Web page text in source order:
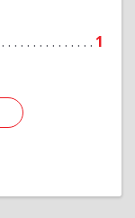
1
Подробнее